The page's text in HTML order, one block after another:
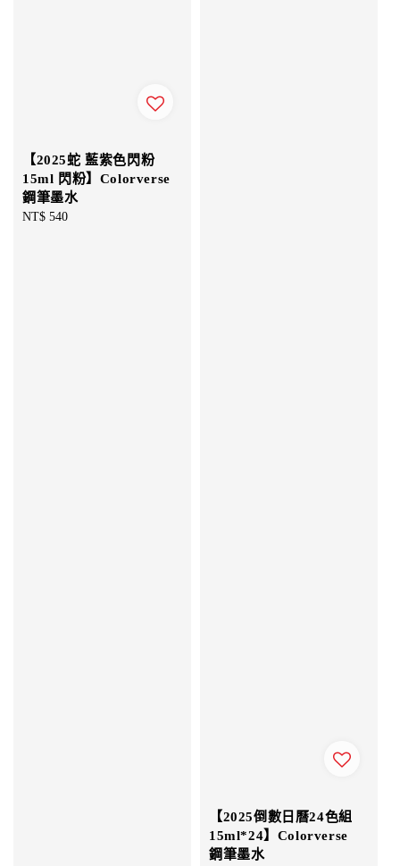
【2025蛇 藍紫色閃粉
15ml 閃粉】Colorverse
鋼筆墨水
Regular
NT$ 540
【2025倒數日曆24色組
15ml*24】Colorverse
鋼筆墨水